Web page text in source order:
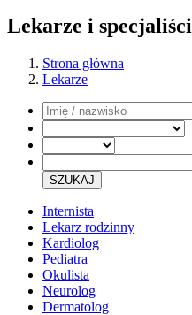
Lekarze i specjaliści
Strona główna
Lekarze
SZUKAJ
Internista
Lekarz rodzinny
Kardiolog
Pediatra
Okulista
Neurolog
Dermatolog